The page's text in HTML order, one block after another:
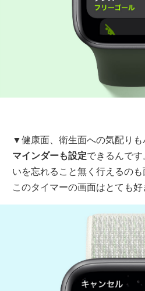
▼健康面、衛生面への気配り
マインダーも設定できるんで
いを忘れること無く行えるの
このタイマーの画面はとても好